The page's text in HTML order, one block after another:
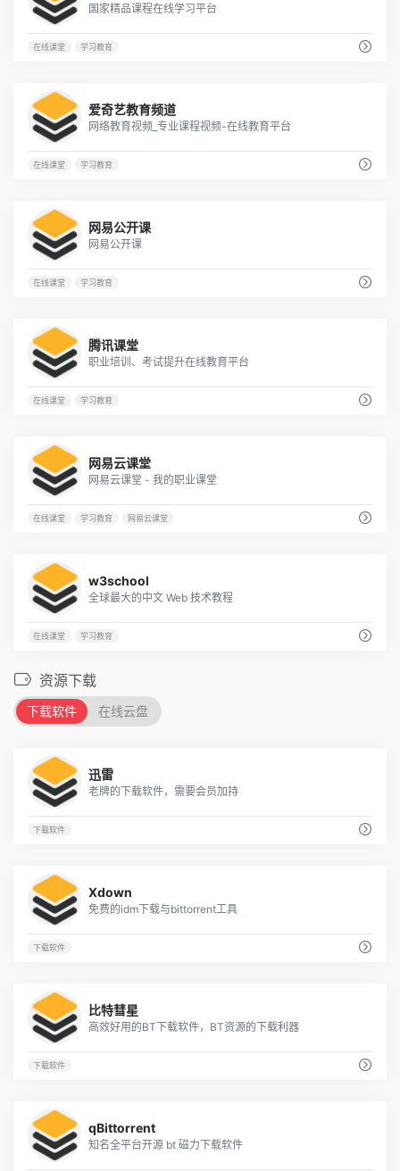
国家精品课程在线学习平台
在线课堂 学习教育
爱奇艺教育频道
网络教育视频_专业课程视频-在线教育平台
在线课堂 学习教育
网易公开课
网易公开课
在线课堂 学习教育
腾讯课堂
职业培训、考试提升在线教育平台
在线课堂 学习教育
网易云课堂
网易云课堂 - 我的职业课堂
在线课堂 学习教育 网易云课堂
w3school
全球最大的中文 Web 技术教程
在线课堂 学习教育
资源下载
下载软件 在线云盘
迅雷
老牌的下载软件，需要会员加持
下载软件
Xdown
免费的idm下载与bittorrent工具
下载软件
比特彗星
高效好用的BT下载软件，BT资源的下载利器
下载软件
qBittorrent
知名全平台开源 bt 磁力下载软件